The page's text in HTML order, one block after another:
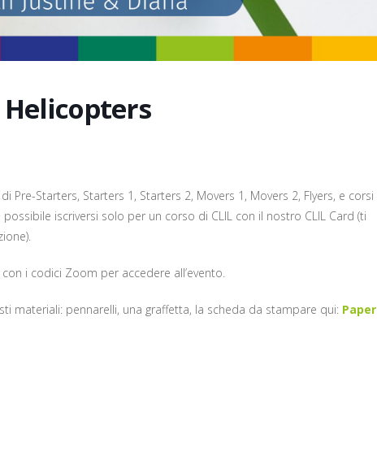
Helicopters
Pre-Starters, Starters 1, Starters 2, Movers 1, Movers 2, Flyers, e corsi
iscriversi solo per un corso di CLIL con il nostro CLIL Card (ti
i codici Zoom per accedere all’evento.
materiali: pennarelli, una graffetta, la scheda da stampare qui: Paper